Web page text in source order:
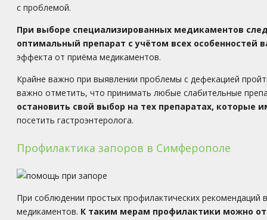
с проблемой.
При выборе специализированных медикаментов
оптимальный препарат с учётом всех особенностей
эффекта от приёма медикаментов.
Крайне важно при выявлении проблемы с дефекацией
важно отметить, что принимать любые слабительные
остановить свой выбор на тех препаратах, которые
посетить гастроэнтеролога.
Профилактика запоров в Симферополе
При соблюдении простых профилактических рекомендаций
медикаментов. К таким мерам профилактики можно